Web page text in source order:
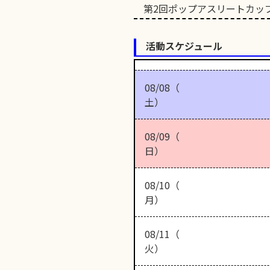
第2回ポップアスリートカッ
活動スケジュール
08/08（
土）
08/09（
日）
08/10（
月）
08/11（
火）